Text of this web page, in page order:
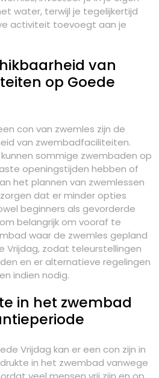
water, terwijl je tegelijkertijd
activiteit toevoegt aan je
van
op Goede
con van zwemles zijn de
van zwembadfaciliteiten.
sommige zwembaden op
openingstijden hebben of
het plannen van zwemlessen
dat er minder opties
beginners als gevorderde
belangrijk om vooraf te
waar de zwemles gepland
Vrijdag, zodat teleurstellingen
en er alternatieve regelingen
indien nodig.
in het zwembad
Vrijdag kan er een con zijn in
in het zwembad vanwege